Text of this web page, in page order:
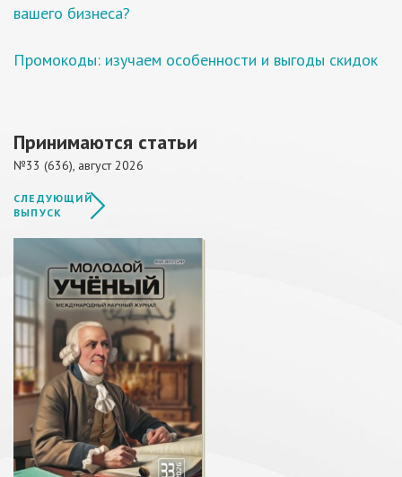
вашего бизнеса?
Промокоды: изучаем особенности и выгоды скидок
Принимаются статьи
№33 (636), август 2026
СЛЕДУЮЩИЙ
ВЫПУСК